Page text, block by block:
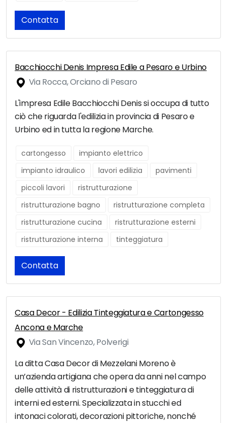
Contatta
Bacchiocchi Denis Impresa Edile a Pesaro e Urbino
Via Rocca, Orciano di Pesaro
L'impresa Edile Bacchiocchi Denis si occupa di tutto
ciò che riguarda l'edilizia in provincia di Pesaro e
Urbino ed in tutta la regione Marche.
cartongesso
impianto elettrico
impianto idraulico
lavori edilizia
pavimenti
piccoli lavori
ristrutturazione
ristrutturazione bagno
ristrutturazione completa
ristrutturazione cucina
ristrutturazione esterni
ristrutturazione interna
tinteggiatura
Contatta
Casa Decor - Edilizia Tinteggiatura e Cartongesso
Ancona e Marche
Via San Vincenzo, Polverigi
La ditta Casa Decor di Mezzelani Moreno è
un’azienda artigiana che opera da anni nel campo
delle attività di ristrutturazioni e tinteggiatura di
interni ed esterni. Specializzata in stucchi ed
intonaci colorati, decorazioni pittoriche, nonché